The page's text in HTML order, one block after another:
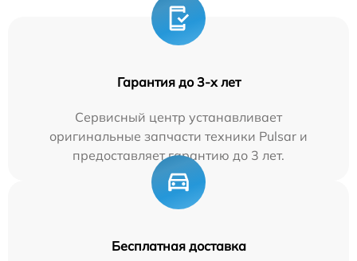
Гарантия до 3-х лет
Сервисный центр устанавливает
оригинальные запчасти техники Pulsar и
предоставляет гарантию до 3 лет.
Бесплатная доставка